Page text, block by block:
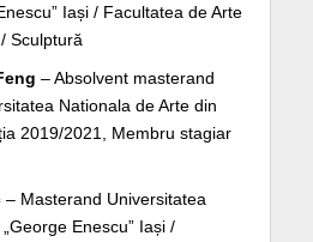
Iași / Facultatea de Arte
Sculptură
– Absolvent masterand
Nationala de Arte din
2019/2021, Membru stagiar
– Masterand Universitatea
Enescu” Iași /